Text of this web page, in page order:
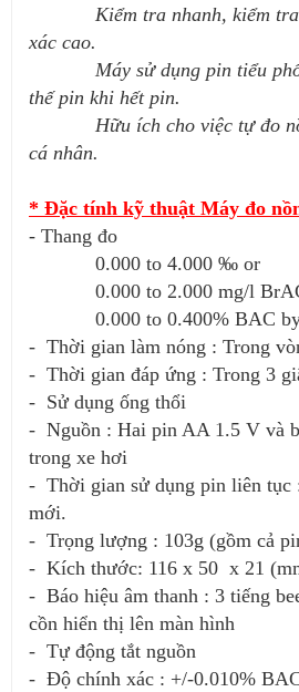
Kiểm tra nhanh, kiểm tra
xác cao.
Máy sử dụng pin tiểu phổ
thế pin khi hết pin.
Hữu ích cho việc tự đo
cá nhân.
* Đặc tính kỹ thuật Máy đo
- Thang đo
0.000 to 4.000 ‰ or
0.000 to 2.000 mg/l
0.000 to 0.400% BAC by
- Thời gian làm nóng : Trong
- Thời gian đáp ứng : Trong 3
- Sử dụng ống thổi
- Nguồn : Hai pin AA 1.5 V và
trong xe hơi
- Thời gian sử dụng pin liên tục
mới.
- Trọng lượng : 103g (gồm cả
- Kích thước: 116 x 50 x 21
- Báo hiệu âm thanh : 3 tiếng
cồn hiển thị lên màn hình
- Tự động tắt nguồn
- Độ chính xác : +/-0.010%